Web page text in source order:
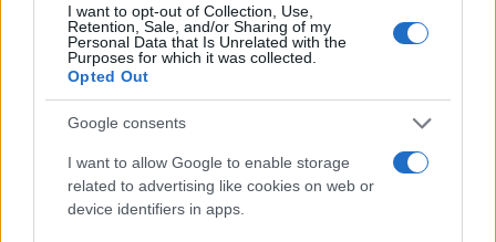
I want to opt-out of Collection, Use,
Retention, Sale, and/or Sharing of my
Personal Data that Is Unrelated with the
Purposes for which it was collected.
Opted Out
Google consents
I want to allow Google to enable storage
related to advertising like cookies on web or
device identifiers in apps.
Αθηνών για την προστασία της δημόσιας
υγείας
Φωτιά σε κατάστημα στον Άλιμο –
Εκκενώθηκε πολυκατοικία
Νέος «Αντεροβγάλτης» στο Λονδίνο βίαζε
συλληφθεί και αφέθηκε ελεύθερος